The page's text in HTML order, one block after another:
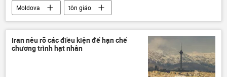
Moldova
tôn giáo
Quan điểm-Ý kiến
Nga
Ukraina
Thế giới
thông tin
phương Tây
lễ Phục Sinh
Iran nêu rõ các điều kiện để hạn chế
chương trình hạt nhân